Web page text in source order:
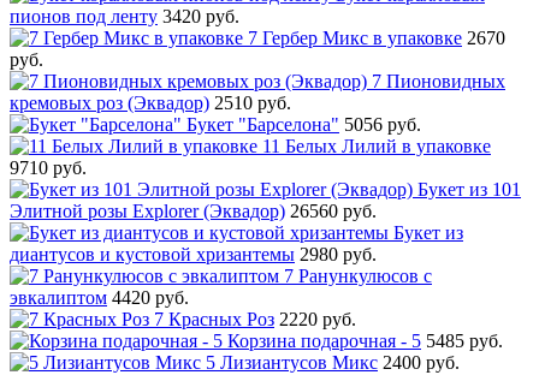
пионов под ленту 3420 руб.
7 Гербер Микс в упаковке 2670
руб.
7 Пионовидных
кремовых роз (Эквадор) 2510 руб.
Букет "Барселона" 5056 руб.
11 Белых Лилий в упаковке
9710 руб.
Букет из 101
Элитной розы Explorer (Эквадор) 26560 руб.
Букет из
диантусов и кустовой хризантемы 2980 руб.
7 Ранункулюсов с
эвкалиптом 4420 руб.
7 Красных Роз 2220 руб.
Корзина подарочная - 5 5485 руб.
5 Лизиантусов Микс 2400 руб.